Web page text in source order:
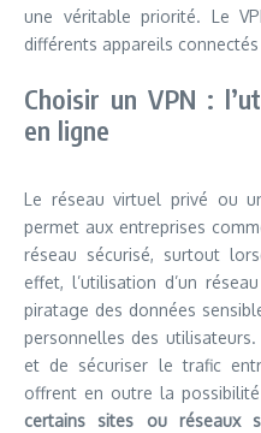
une véritable priorité. Le
différents appareils
Choisir un VPN :
en ligne
Le réseau virtuel privé ou
permet aux entreprises
réseau sécurisé, surtout
effet, l’utilisation d’un
piratage des données
personnelles des utilisateurs.
et de sécuriser le trafic
offrent en outre la
certains sites ou réseaux